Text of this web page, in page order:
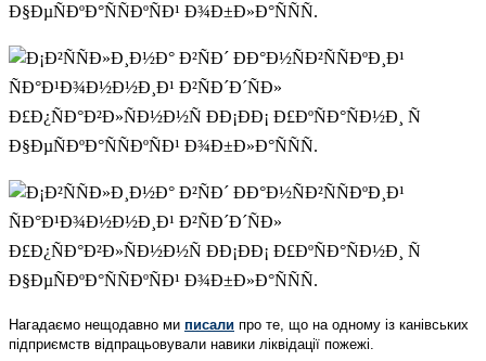
Нагадаємо нещодавно ми писали про те, що на одному із канівських
підприємств відпрацьовували навики ліквідації пожежі.